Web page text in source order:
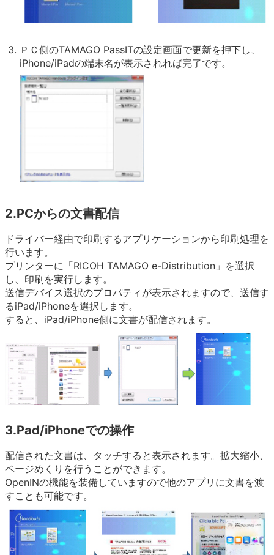
ＰＣ側のTAMAGO PassITの設定画面で更新を押下し、
iPhone/iPadの端末名が表示されれば完了です。
2.PCからの文書配信
ドライバー経由で印刷するアプリケーションから印刷処理を
行います。
プリンターに「RICOH TAMAGO e-Distribution」を選択
し、印刷を実行します。
送信デバイス選択のプロパティが表示されますので、送信す
るiPad/iPhoneを選択します。
すると、iPad/iPhone側に文書が配信されます。
3.Pad/iPhoneでの操作
配信された文書は、タッチすると表示されます。拡大縮小、
ページめくりを行うことができます。
OpenINの機能を装備していますので他のアプリに文書を渡
すことも可能です。